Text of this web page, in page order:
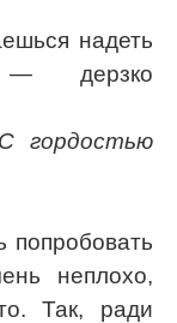
надеть
— дерзко
гордостью
неплохо,
Так, ради